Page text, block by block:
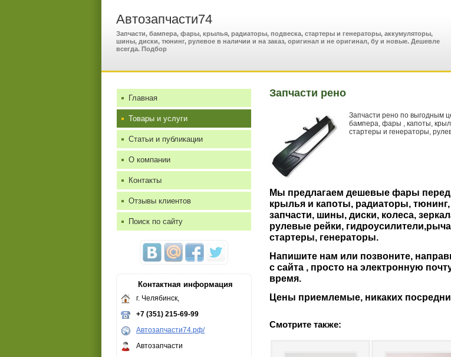
Автозапчасти74
Запчасти, бампера, фары, крылья, радиаторы, подвеска, стартеры и генераторы, аккумуляторы,
шины, диски, тюнинг, рулевое в наличии и на заказ, оригинал и не оригинал, бу и новые. Дешевле
всегда. Подбор
Запчасти рено
Запчасти рено по выгодным
бампера, фары , капоты,
стартеры и генераторы,
Мы предлагаем дешевые фары
крылья и капоты, радиаторы,
запчасти, шины, диски, колеса,
рулевые рейки,
стартеры, генераторы.
Напишите нам или позвоните,
с сайта , просто на электронную
время.
Цены приемлемые, никаких
Смотрите также:
Главная
Товары и услуги
Статьи и публикации
О компании
Контакты
Отзывы клиентов
Поиск по сайту
Контактная информация
г. Челябинск,
+7 (351) 215-69-99
Автозапчасти74.рф/
Автозапчасти